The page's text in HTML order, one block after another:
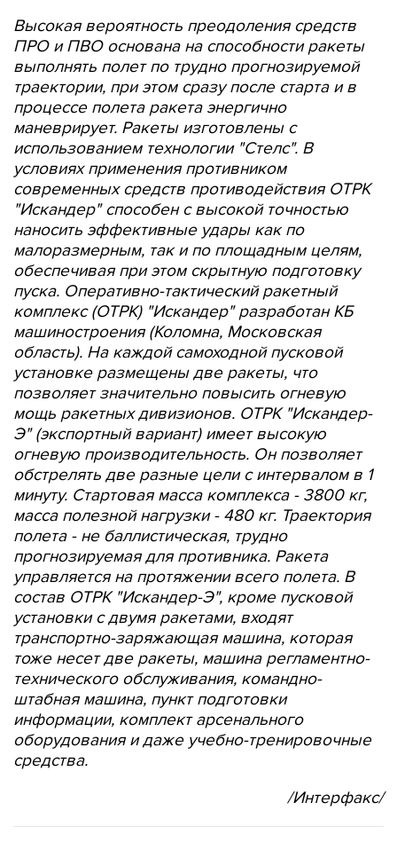
Высокая вероятность преодоления средств
ПРО и ПВО основана на способности ракеты
выполнять полет по трудно прогнозируемой
траектории, при этом сразу после старта и в
процессе полета ракета энергично
маневрирует. Ракеты изготовлены с
использованием технологии "Стелс". В
условиях применения противником
современных средств противодействия ОТРК
"Искандер" способен с высокой точностью
наносить эффективные удары как по
малоразмерным, так и по площадным целям,
обеспечивая при этом скрытную подготовку
пуска. Оперативно-тактический ракетный
комплекс (ОТРК) "Искандер" разработан КБ
машиностроения (Коломна, Московская
область). На каждой самоходной пусковой
установке размещены две ракеты, что
позволяет значительно повысить огневую
мощь ракетных дивизионов. ОТРК "Искандер-
Э" (экспортный вариант) имеет высокую
огневую производительность. Он позволяет
обстрелять две разные цели с интервалом в 1
минуту. Стартовая масса комплекса - 3800 кг,
масса полезной нагрузки - 480 кг. Траектория
полета - не баллистическая, трудно
прогнозируемая для противника. Ракета
управляется на протяжении всего полета. В
состав ОТРК "Искандер-Э", кроме пусковой
установки с двумя ракетами, входят
транспортно-заряжающая машина, которая
тоже несет две ракеты, машина регламентно-
технического обслуживания, командно-
штабная машина, пункт подготовки
информации, комплект арсенального
оборудования и даже учебно-тренировочные
средства.
/Интерфакс/